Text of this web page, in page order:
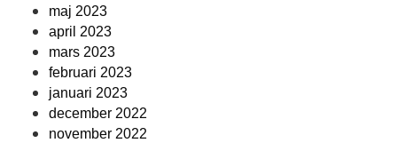
maj 2023
april 2023
mars 2023
februari 2023
januari 2023
december 2022
november 2022